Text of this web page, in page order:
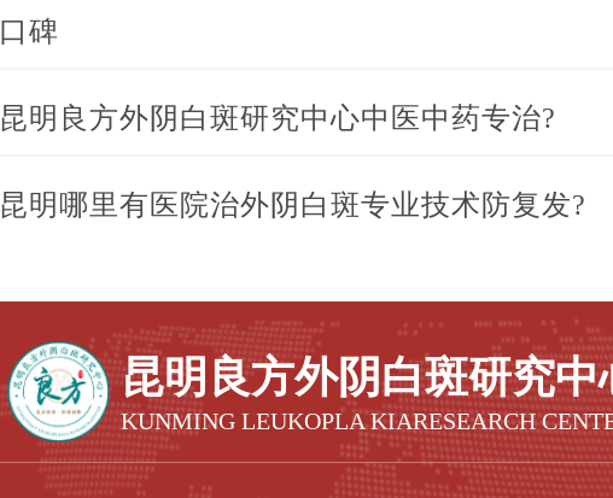
口碑
昆明良方外阴白斑研究中心中医中药专治?
昆明哪里有医院治外阴白斑专业技术防复发?
昆明良方外阴白斑研究中
KUNMING LEUKOPLA KIARESEARCH